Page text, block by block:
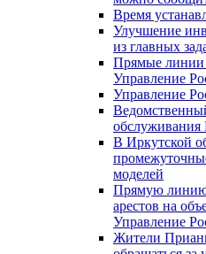
Время
Улучшение
из главных
Прямые линии
Управление
Управление
обслуживания
В Иркутской
моделей
Прямую линию
арестов на
Управление
Жители